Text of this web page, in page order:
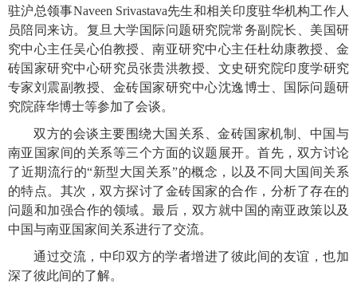
驻沪总领事Naveen Srivastava先生和相关印度驻华机构工作人
员陪同来访。复旦大学国际问题研究院常务副院长、美国研
究中心主任吴心伯教授、南亚研究中心主任杜幼康教授、金
砖国家研究中心研究员张贵洪教授、文史研究院印度学研究
专家刘震副教授、金砖国家研究中心沈逸博士、国际问题研
究院薛华博士等参加了会谈。
双方的会谈主要围绕大国关系、金砖国家机制、中国与
南亚国家间的关系等三个方面的议题展开。首先，双方讨论
了近期流行的“新型大国关系”的概念，以及不同大国间关系
的特点。其次，双方探讨了金砖国家的合作，分析了存在的
问题和加强合作的领域。最后，双方就中国的南亚政策以及
中国与南亚国家间关系进行了交流。
通过交流，中印双方的学者增进了彼此间的友谊，也加
深了彼此间的了解。